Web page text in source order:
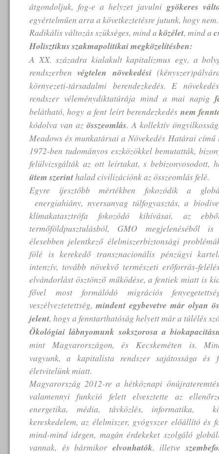
átgondoljuk, fog-e a helyzet javulni gyökeres
egyértelműen arra a következtetésre jutunk, hogy nem.
Radikális változás szükséges, mind aközélet, mind a
Holisztikus szakmapolitikai megközelítésben:
A XX. századra kialakult kapitalizmus egy, a
rendszerbenvégtelen növekedési
környezeti-társadalmi berendezkedés. E
rendszer véleménydiktatúrája mind a mai napig
belátható, hogy a fent leírt berendezkedés nem
kódolva van az összeomlás. A kollektív
Meadows és munkatársai a Növekedés Határai
1972-ben tudományos eszközökkel bemutatták,
felülvizsgálták az ott leírtakat, s bebizonyosodott,
ütem szerinthalad civilizációnk az összeomlás felé.
Egyre ijesztőbb mértékben fokozódik a
energiahiány, nyersanyag túlfogyasztás, a
klímakatasztrófa fokozódó kihívásai, az
termőföldpusztulásból, GMO megjelenéséből
élesebben jelentkező élelmiszerbiztonsági
fölé is kerekedő transznacionális pénzügyi
intenzív, tovább növekvő természeti erőforrás-
elvándorlást ösztönző működése, a fentiek miatt is
fővel most formálódó migrációs
veszélyeztetettség, mindent egybevetve már olyan
jelent, hogy a fenntarthatóság helyett már a túlélés
Ökológiai lábnyomunk sokszorosa a
mint Magyarországon, és Kecskeméten is.
vagyunk, a kapitalista rendszer sajátossága és
életvitelünk miatt.
Magyarország 2012-re a hétköznapi
valamennyi funkció felett elvesztette az
energetika, média, távközlés, informatika,
kereskedelem, az élelmiszer, gyógyszer előállító és
mind-mind idegen, magán érdekeket szolgáló
vannak, és bármikor elvonhatók, illetve